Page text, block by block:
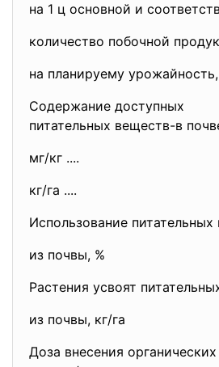
на 1 ц основной и
количество побочной
на планируему урожайность,
Содержание доступных
питательных веществ-в
мг/кг ....
кг/га ....
Использование питательных
из почвы, %
Растения усвоят
из почвы, кг/га
Доза внесения